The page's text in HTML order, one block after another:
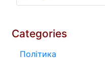
Categories
Політика